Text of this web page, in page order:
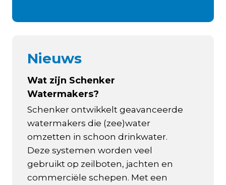
Nieuws
Wat zijn Schenker
Watermakers?
Schenker ontwikkelt geavanceerde
watermakers die (zee)water
omzetten in schoon drinkwater.
Deze systemen worden veel
gebruikt op zeilboten, jachten en
commerciële schepen. Met een